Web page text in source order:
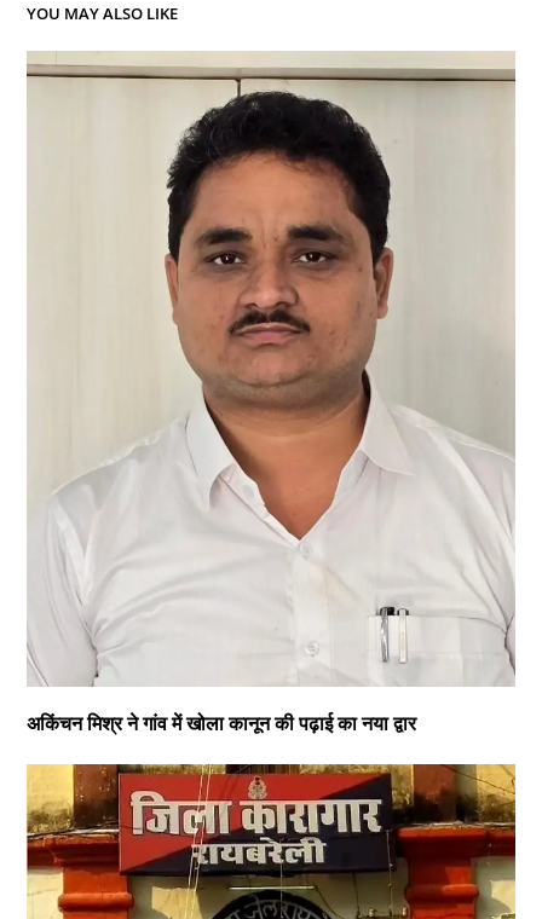
YOU MAY ALSO LIKE
अकिंचन मिश्र ने गांव में खोला कानून की पढ़ाई का नया द्वार